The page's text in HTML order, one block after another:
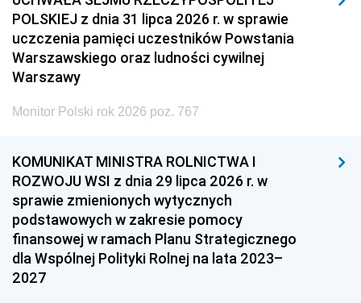
POLSKIEJ z dnia 31 lipca 2026 r. w sprawie
uczczenia pamięci uczestników Powstania
Warszawskiego oraz ludności cywilnej
Warszawy
Monitor Polski rok 2026 poz. 767
KOMUNIKAT MINISTRA ROLNICTWA I
ROZWOJU WSI z dnia 29 lipca 2026 r. w
sprawie zmienionych wytycznych
podstawowych w zakresie pomocy
finansowej w ramach Planu Strategicznego
dla Wspólnej Polityki Rolnej na lata 2023–
2027